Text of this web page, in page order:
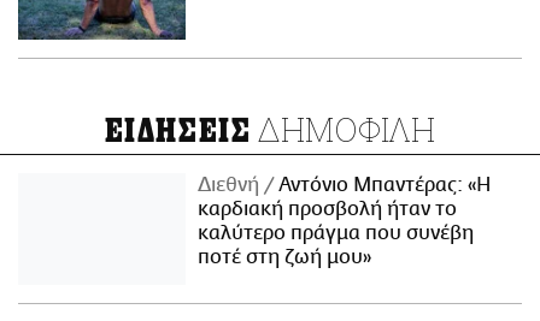
ΕΙΔΗΣΕΙΣ ΔΗΜΟΦΙΛΗ
Διεθνή
Αντόνιο Μπαντέρας: «Η
καρδιακή προσβολή ήταν το
καλύτερο πράγμα που συνέβη
ποτέ στη ζωή μου»